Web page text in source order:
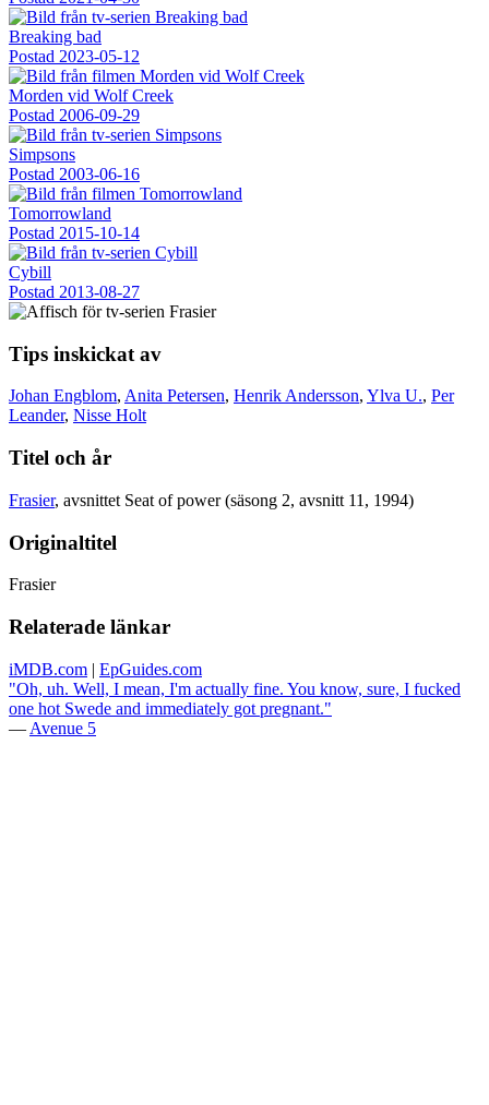
Breaking bad
Postad 2023-05-12
Morden vid Wolf Creek
Postad 2006-09-29
Simpsons
Postad 2003-06-16
Tomorrowland
Postad 2015-10-14
Cybill
Postad 2013-08-27
Tips inskickat av
Johan Engblom, Anita Petersen, Henrik Andersson, Ylva U., Per
Leander, Nisse Holt
Titel och år
Frasier, avsnittet Seat of power (säsong 2, avsnitt 11, 1994)
Originaltitel
Frasier
Relaterade länkar
iMDB.com | EpGuides.com
"Oh, uh. Well, I mean, I'm actually fine. You know, sure, I fucked
one hot Swede and immediately got pregnant."
— Avenue 5